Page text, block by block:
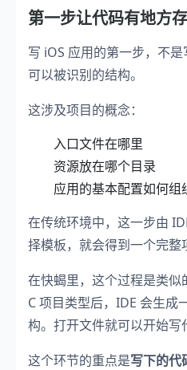
第一步让代码有地方
写 iOS 应用的第一步，不
可以被识别的结构。
这涉及项目的概念：
入口文件在哪里
资源放在哪个目录
应用的基本配置如何组
在传统环境中，这一步由
择模板，就会得到一个完整
在快蝎里，这个过程是类
C 项目类型后，IDE 会生成
构。打开文件就可以开始写
这个环节的重点是写下的代